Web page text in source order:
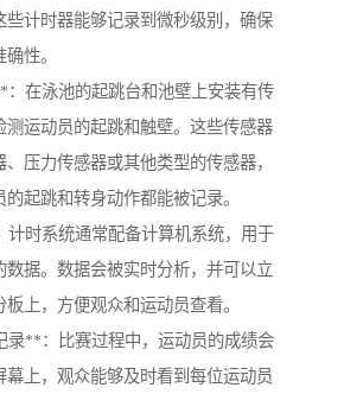
些计时器能够记录到微秒级别，确保
性。
在泳池的起跳台和池壁上安装有传
测运动员的起跳和触壁。这些传感器
压力传感器或其他类型的传感器，
起跳和转身动作都能被记录。
时系统通常配备计算机系统，用于
数据。数据会被实时分析，并可以立
上，方便观众和运动员查看。
录**：比赛过程中，运动员的成绩会
幕上，观众能够及时看到每位运动员